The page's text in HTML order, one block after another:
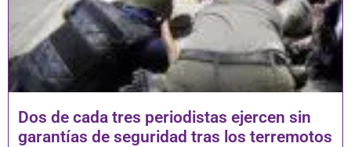
Dos de cada tres periodistas ejercen sin
garantías de seguridad tras los terremotos